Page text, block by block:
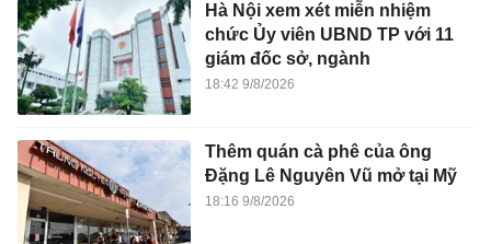
Hà Nội xem xét miễn nhiệm
chức Ủy viên UBND TP với 11
giám đốc sở, ngành
18:42 9/8/2026
Thêm quán cà phê của ông
Đặng Lê Nguyên Vũ mở tại Mỹ
18:16 9/8/2026